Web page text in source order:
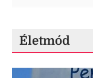
Életmód